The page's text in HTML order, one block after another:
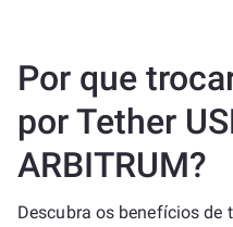
Por que
por Tether
ARBITRUM?
Descubra os benefícios de